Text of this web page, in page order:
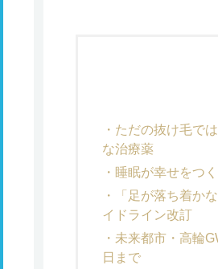
ただの抜け毛で
な治療薬
睡眠が幸せをつ
「足が落ち着か
イドライン改訂
未来都市・高輪
日まで